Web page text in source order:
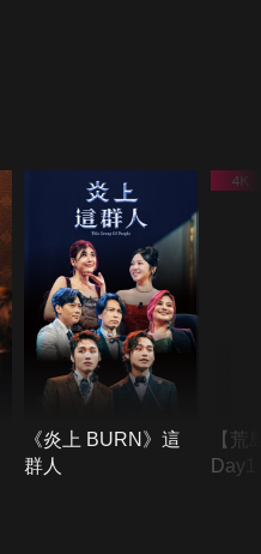
《炎上 BURN》這
群人
【荒